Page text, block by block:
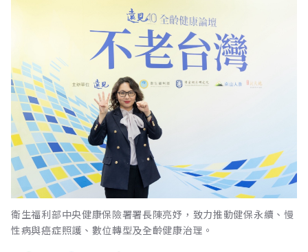
衛生福利部中央健康保險署署長陳亮妤，致力推動健保永續、慢
性病與癌症照護、數位轉型及全齡健康治理。